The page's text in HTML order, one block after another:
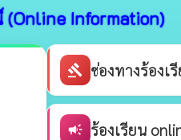
Information)
gavel ช่องทางร้อง
campaign ร้องเรียน